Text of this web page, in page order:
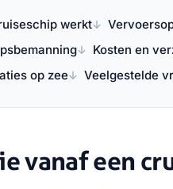
werkt
Kosten en
op zee
Veelgestelde
vanaf een